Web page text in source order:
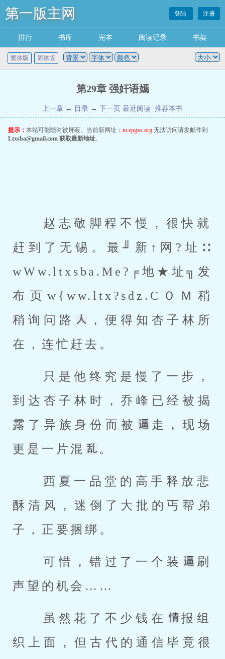
第一版主网 登陆 注册
排行 书库 完本 阅读记录 书架
繁体版 简体版
第29章 强奸语嫣
上一章 ← 目录 → 下一页 最近阅读 推荐本书
提示： 本站可能随时被屏蔽。当前新网址： m.epgxs.org 无法访问请发邮件到
Ltxsba@gmail.com 获取最新地址。
赶到了无锡。最╜新↑网?址∷
wWw.ltxsba.Me?╒地★址╗发
布页w{ww.ltx?sdz.CＯＭ稍
稍询问路
，便得知杏子林所
在，连忙赶去。
到达杏子林时，乔峰已经被揭
露了异族身份而被
走，现场
更是一片混
。
酥清风，迷倒了大批的丐帮弟
子，正要捆绑。
可惜，错过了一个装
刷
声望的机会……
虽然花了不少钱在
报组
织上面，但古代的通信毕竟很